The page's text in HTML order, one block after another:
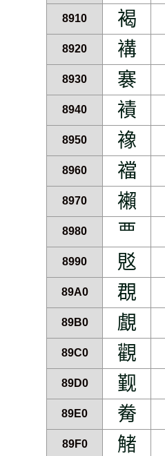
8910 褐
8920 褠
8930 褰
8940 襀
8950 襐
8960 襠
8970 襰
8980 覀
8990 覐
89A0 覠
89B0 覰
89C0 觀
89D0 觐
89E0 觠
89F0 觰